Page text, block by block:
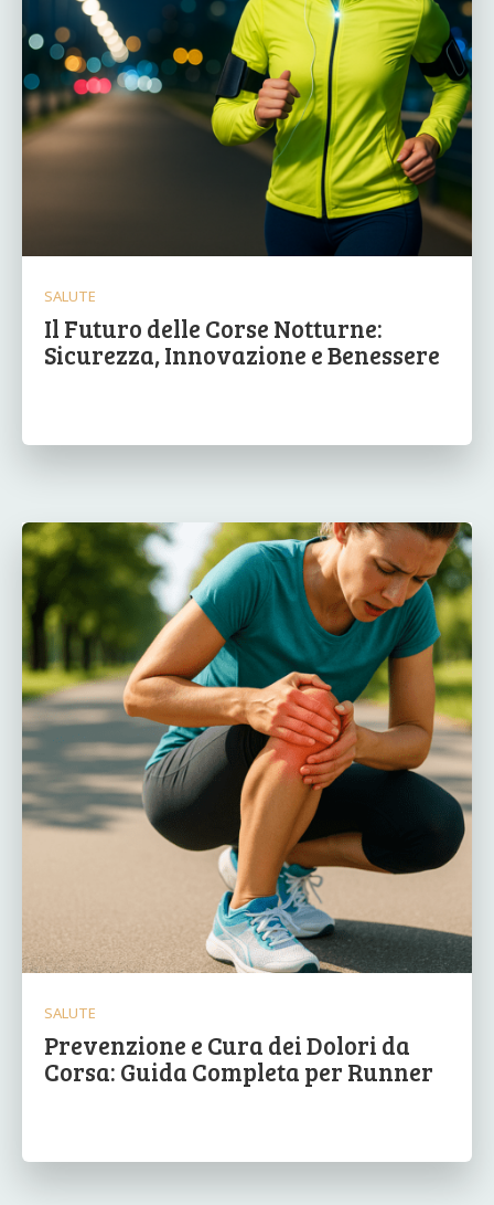
SALUTE
Il Futuro delle Corse Notturne:
Sicurezza, Innovazione e Benessere
SALUTE
Prevenzione e Cura dei Dolori da
Corsa: Guida Completa per Runner